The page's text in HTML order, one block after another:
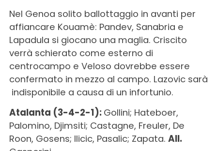
Nel Genoa solito ballottaggio in avanti per
affiancare Kouamè: Pandev, Sanabria e
Lapadula si giocano una maglia. Criscito
verrà schierato come esterno di
centrocampo e Veloso dovrebbe essere
confermato in mezzo al campo. Lazovic sarà
indisponibile a causa di un infortunio.
Atalanta (3-4-2-1): Gollini; Hateboer,
Palomino, Djimsiti; Castagne, Freuler, De
Roon, Gosens; Ilicic, Pasalic; Zapata. All.